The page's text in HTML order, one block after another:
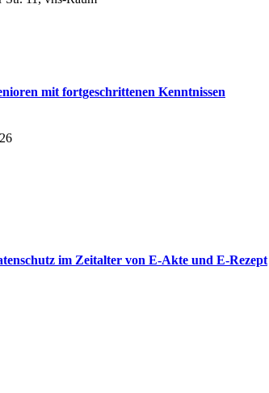
mit fortgeschrittenen Kenntnissen
im Zeitalter von E-Akte und E-Rezept